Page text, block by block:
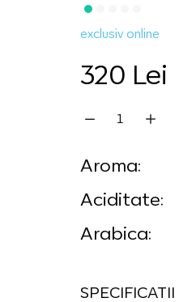
exclusiv online
320 Lei
Aroma:
Aciditate:
Arabica:
SPECIFICATII